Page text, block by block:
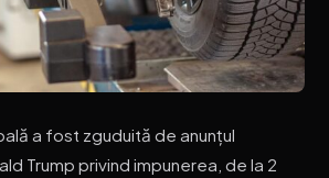
a fost zguduită de anunțul
Trump privind impunerea, de la 2